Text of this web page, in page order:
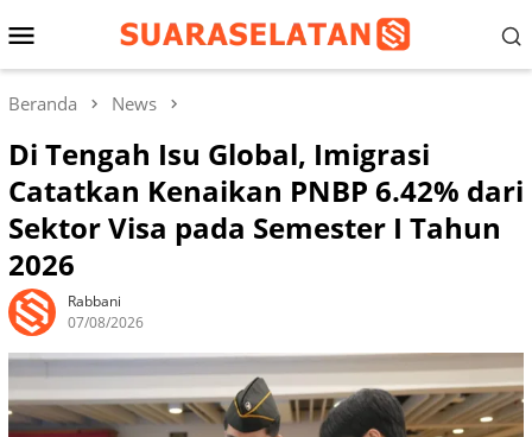
ke
Menu
Mobile
Beranda News
Di Tengah Isu Global, Imigrasi
Catatkan Kenaikan PNBP 6.42% dari
Sektor Visa pada Semester I Tahun
2026
Rabbani
07/08/2026